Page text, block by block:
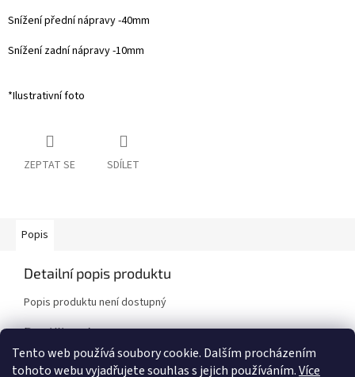
Tento web používá soubory cookie. Dalším procházením
tohoto webu vyjadřujete souhlas s jejich používáním.Více
Snížení přední nápravy -40mm
Snížení zadní nápravy -10mm
*Ilustrativní foto
ZEPTAT SE SDÍLET
Popis
Detailní popis produktu
Popis produktu není dostupný
Doplňkové parametry
Kategorie:
Sportovní pružiny